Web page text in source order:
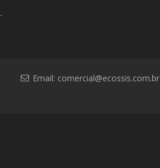
Email: comercial@ecossis.com.br